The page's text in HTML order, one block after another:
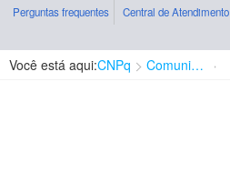
Perguntas frequentes Central de Atendimento
Você está aqui:CNPq Comunicação